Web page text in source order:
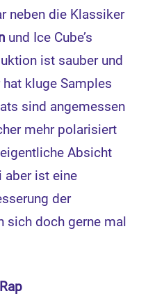
neben die Klassiker
und Ice Cube’s
ist sauber und
kluge Samples
sind angemessen
mehr polarisiert
Absicht
aber ist eine
der
sich doch gerne mal